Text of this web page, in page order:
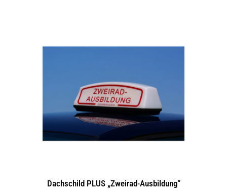
Dachschild PLUS „Zweirad-Ausbildung“